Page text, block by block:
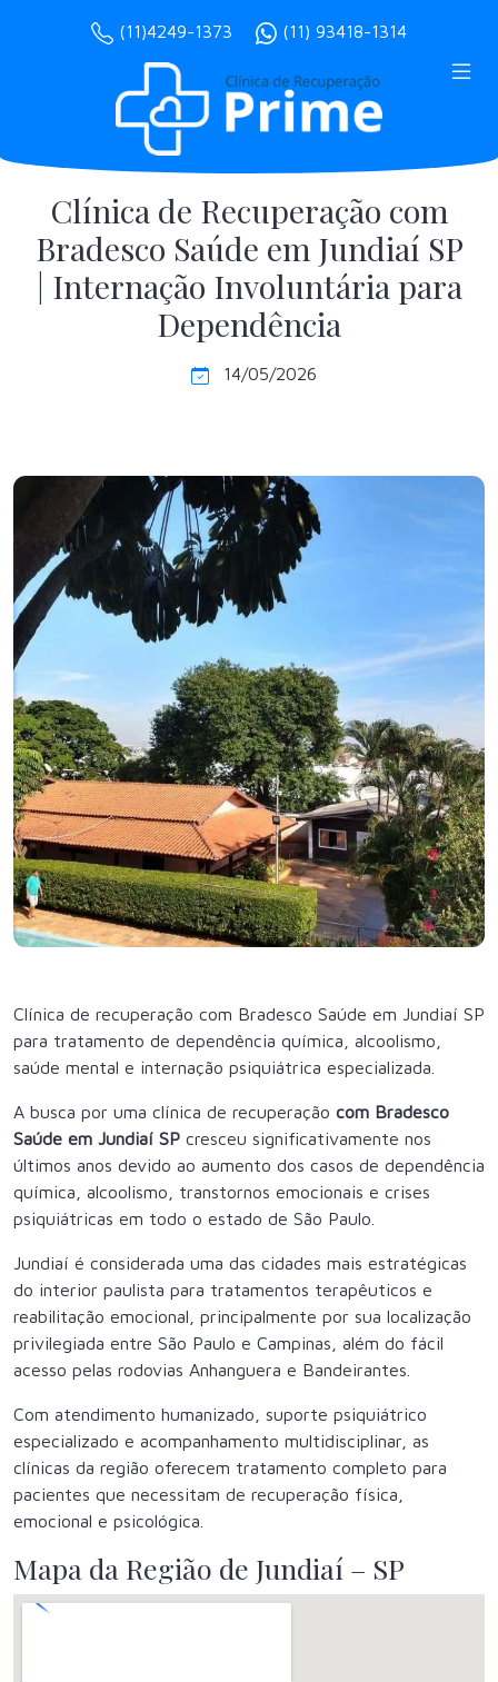
(11)4249-1373 (11) 93418-1314
Clínica de Recuperação com
Bradesco Saúde em Jundiaí SP
| Internação Involuntária para
Dependência
14/05/2026
Clínica de recuperação com Bradesco Saúde em Jundiaí SP
para tratamento de dependência química, alcoolismo,
saúde mental e internação psiquiátrica especializada.
A busca por uma clínica de recuperação com Bradesco
Saúde em Jundiaí SP cresceu significativamente nos
últimos anos devido ao aumento dos casos de dependência
química, alcoolismo, transtornos emocionais e crises
psiquiátricas em todo o estado de São Paulo.
Jundiaí é considerada uma das cidades mais estratégicas
do interior paulista para tratamentos terapêuticos e
reabilitação emocional, principalmente por sua localização
privilegiada entre São Paulo e Campinas, além do fácil
acesso pelas rodovias Anhanguera e Bandeirantes.
Com atendimento humanizado, suporte psiquiátrico
especializado e acompanhamento multidisciplinar, as
clínicas da região oferecem tratamento completo para
pacientes que necessitam de recuperação física,
emocional e psicológica.
Mapa da Região de Jundiaí – SP